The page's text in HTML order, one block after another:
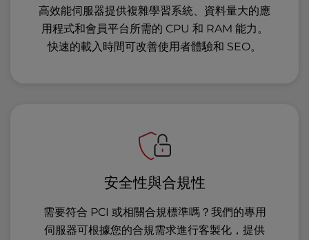
高效能伺服器提供複雜學習系統、資料量大的應
用程式和會員平台所需的 CPU 和 RAM 能力。
快速的載入時間可改善使用者體驗和 SEO。
安全性與合規性
需要符合 PCI 或相關合規標準嗎？我們的專用
伺服器可根據您的合規需求進行客製化，提供